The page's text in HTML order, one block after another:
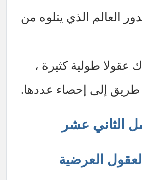
العالم الذي يتلوه من
عقولا طولية كثيرة ،
طريق إلى إحصاء عددها.
الثاني عشر
العرضية